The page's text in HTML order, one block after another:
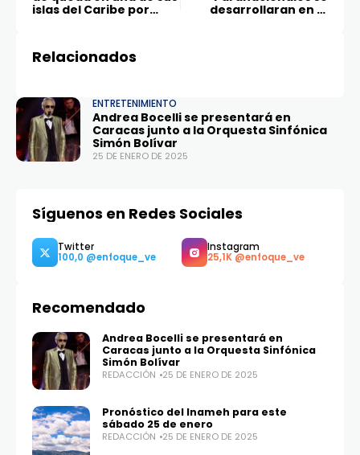
islas del Caribe por
desarrollaran en el
Relacionados
ENTRETENIMIENTO
Andrea Bocelli se presentará en
Caracas junto a la Orquesta Sinfónica
Simón Bolívar
25 DE ENERO DE 2025
Síguenos en Redes Sociales
Twitter
100,0
Instagram
Recomendado
Andrea Bocelli se presentará en
Caracas junto a la Orquesta Sinfónica
Simón Bolívar
REDACCIÓN 25 DE ENERO DE 2025
Pronóstico del Inameh para este
sábado 25 de enero
REDACCIÓN 25 DE ENERO DE 2025